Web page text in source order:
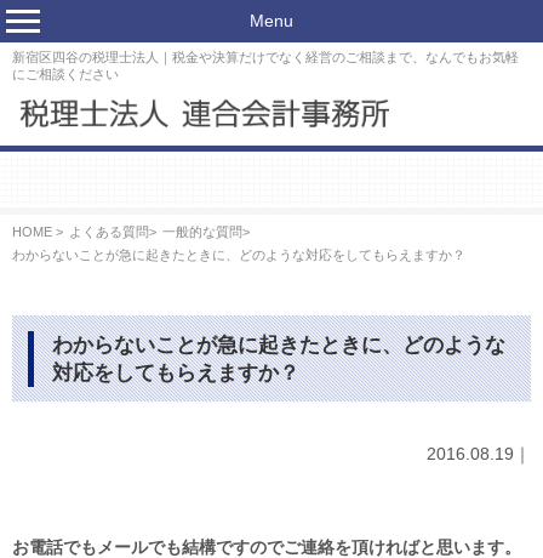
新宿区四谷の税理士法人｜税金や決算だけでなく経営のご相談まで、なんでもお気軽
にご相談ください
Menu
HOME > よくある質問> 一般的な質問>
わからないことが急に起きたときに、どのような対応をしてもらえますか？
わからないことが急に起きたときに、どのような
対応をしてもらえますか？
2016.08.19｜
お電話でもメールでも結構ですのでご連絡を頂ければと思います。